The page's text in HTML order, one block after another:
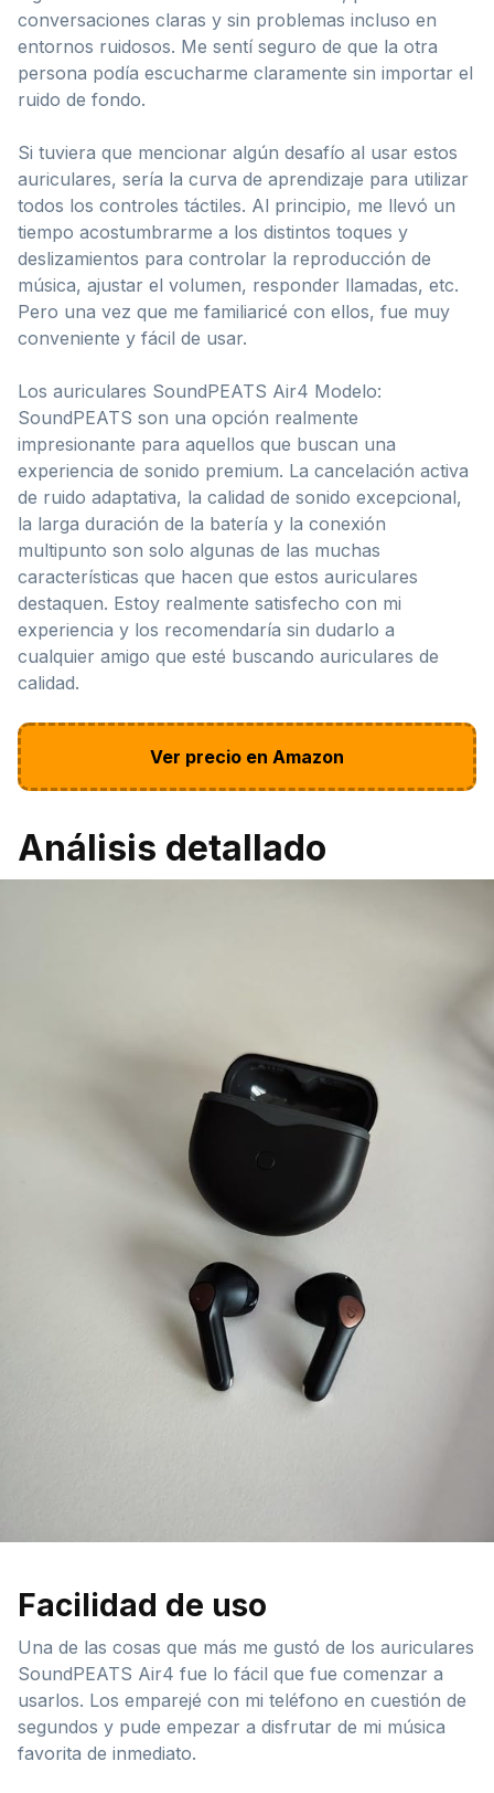
conversaciones claras y sin problemas incluso en
entornos ruidosos. Me sentí seguro de que la otra
persona podía escucharme claramente sin importar el
ruido de fondo.
Si tuviera que mencionar algún desafío al usar estos
auriculares, sería la curva de aprendizaje para utilizar
todos los controles táctiles. Al principio, me llevó un
tiempo acostumbrarme a los distintos toques y
deslizamientos para controlar la reproducción de
música, ajustar el volumen, responder llamadas, etc.
Pero una vez que me familiaricé con ellos, fue muy
conveniente y fácil de usar.
Los auriculares SoundPEATS Air4 Modelo:
SoundPEATS son una opción realmente
impresionante para aquellos que buscan una
experiencia de sonido premium. La cancelación activa
de ruido adaptativa, la calidad de sonido excepcional,
la larga duración de la batería y la conexión
multipunto son solo algunas de las muchas
características que hacen que estos auriculares
destaquen. Estoy realmente satisfecho con mi
experiencia y los recomendaría sin dudarlo a
cualquier amigo que esté buscando auriculares de
calidad.
Ver precio en Amazon
Análisis detallado
Facilidad de uso
Una de las cosas que más me gustó de los auriculares
SoundPEATS Air4 fue lo fácil que fue comenzar a
usarlos. Los emparejé con mi teléfono en cuestión de
segundos y pude empezar a disfrutar de mi música
favorita de inmediato.